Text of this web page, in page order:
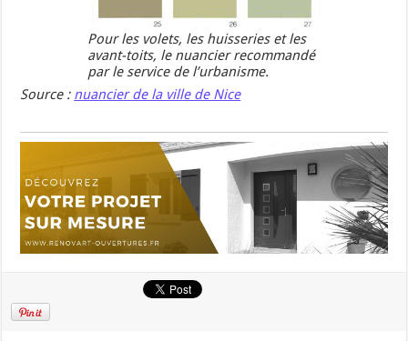
Pour les volets, les huisseries et les
avant-toits, le nuancier recommandé
par le service de l’urbanisme.
Source : nuancier de la ville de Nice